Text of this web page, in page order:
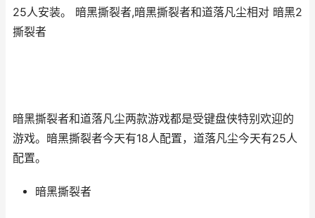
25人安装。 暗黑撕裂者,暗黑撕裂者和道落凡尘相对 暗黑2
撕裂者
暗黑撕裂者和道落凡尘两款游戏都是受键盘侠特别欢迎的
游戏。暗黑撕裂者今天有18人配置，道落凡尘今天有25人
配置。
暗黑撕裂者